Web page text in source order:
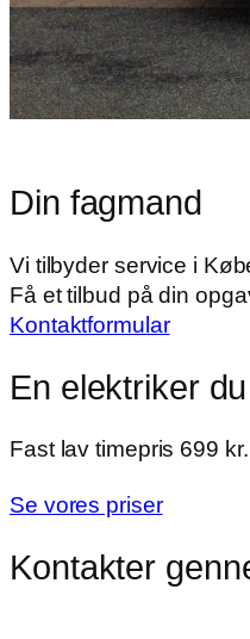
Din fagmand
Vi tilbyder service i
Få et tilbud på din
Kontaktformular
En elektriker
​Fast lav timepris 699
Se vores priser
Kontakter